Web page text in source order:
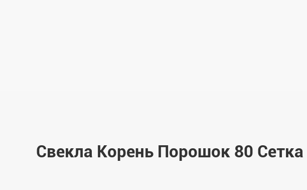
Свекла Корень Порошок 80 Сетка